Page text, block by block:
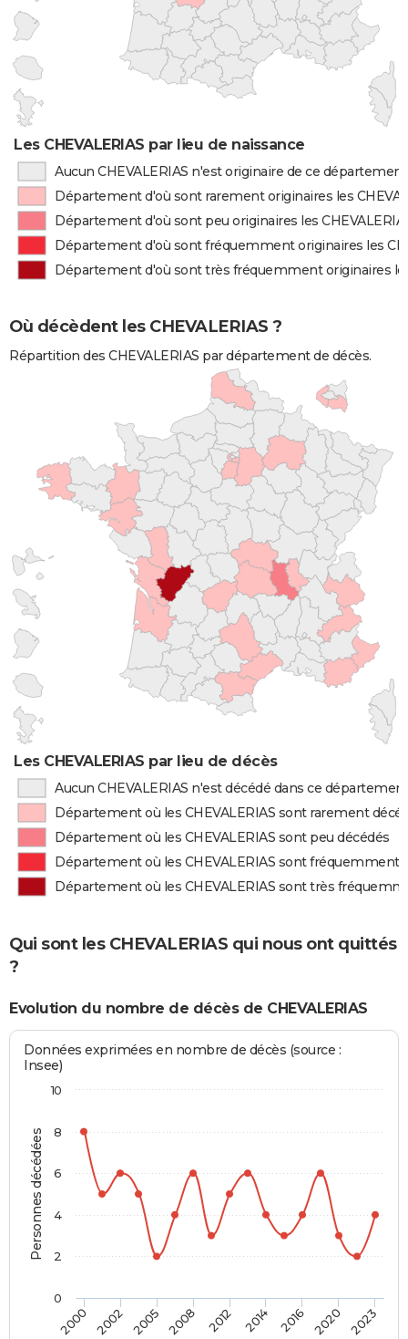
Les CHEVALERIAS par lieu de naissance
Aucun CHEVALERIAS n'est originaire de ce département
Département d'où sont rarement originaires les
Département d'où sont peu originaires les
Département d'où sont fréquemment originaires les
Département d'où sont très fréquemment originaires
Où décèdent les CHEVALERIAS ?
Répartition des CHEVALERIAS par département de décès.
Les CHEVALERIAS par lieu de décès
Aucun CHEVALERIAS n'est décédé dans ce
Département où les CHEVALERIAS sont rarement
Département où les CHEVALERIAS sont peu décédés
Département où les CHEVALERIAS sont fréquemment
Département où les CHEVALERIAS sont très
Qui sont les CHEVALERIAS qui nous ont quittés
?
Evolution du nombre de décès de CHEVALERIAS
Personnes décédées
Données exprimées en nombre de décès (source :
Insee)
2000 2002 2005 2008 2012 2014 2016 2020 2023
0
2
4
6
8
10